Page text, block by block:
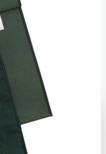
110927
zzgl. Versand